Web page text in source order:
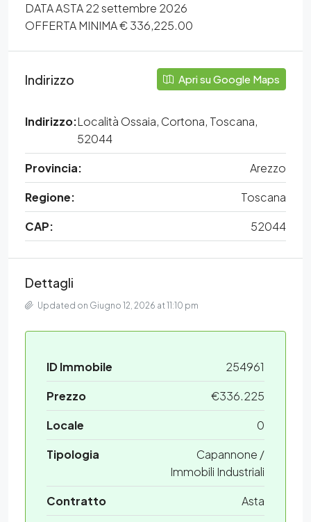
DATA ASTA 22 settembre 2026
OFFERTA MINIMA € 336,225.00
Indirizzo Apri su Google Maps
Indirizzo:Località Ossaia, Cortona, Toscana,
52044
Provincia:
Arezzo
Regione:
Toscana
CAP:
52044
Dettagli
Updated on Giugno 12, 2026 at 11:10 pm
ID Immobile
254961
Prezzo
€336.225
Locale
0
Tipologia
Capannone /
Immobili Industriali
Contratto
Asta